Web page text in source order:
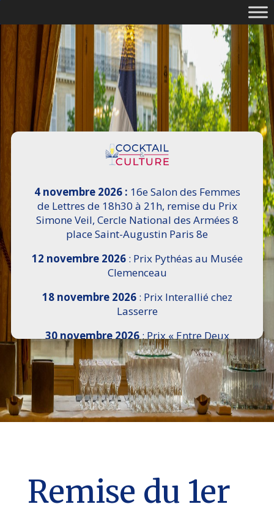
4 novembre 2026 : 16e Salon des Femmes
de Lettres de 18h30 à 21h, remise du Prix
Simone Veil, Cercle National des Armées 8
place Saint-Augustin Paris 8e
12 novembre 2026: Prix Pythéas au Musée
Clemenceau
18 novembre 2026: Prix Interallié chez
Lasserre
30 novembre 2026: Prix « Entre Deux
Rives » I Scemi Astutti au Sénat
7 décembre 2026 :16e Salon de l’Histoire de
18h30 à 21h, remise du Prix du Guesclin,
Cercle National des Armées 8 place Saint-
Augustin Paris 8e
Remise du 1er